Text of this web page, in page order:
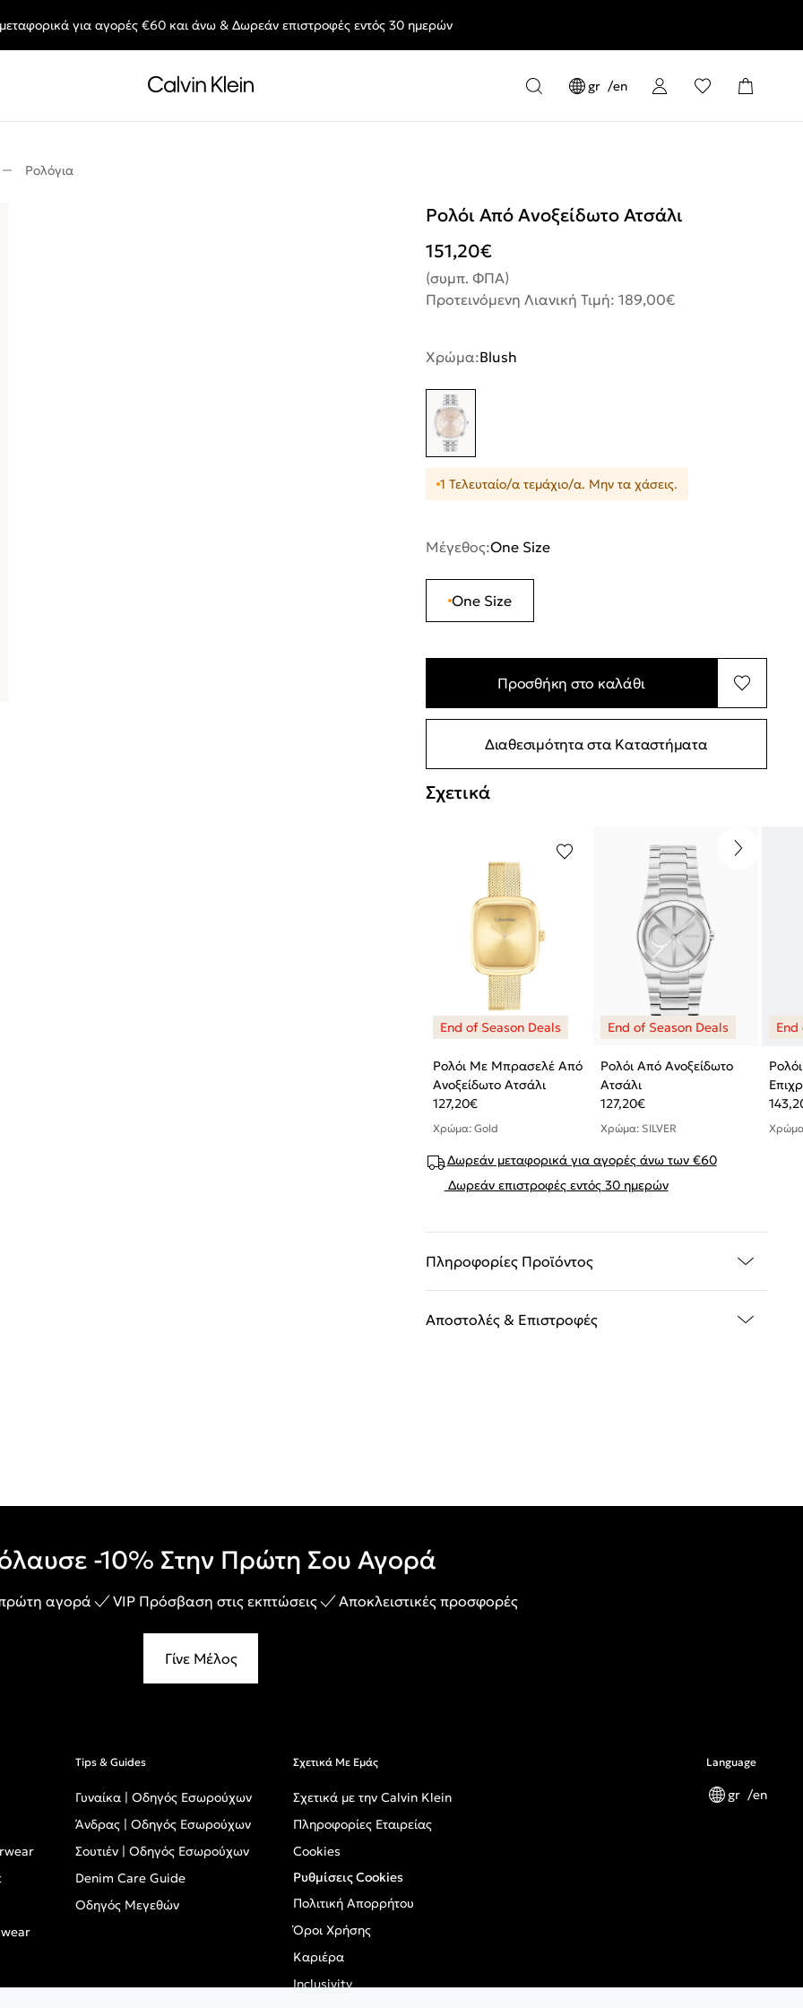
End of Season Deals: Αγαπημένα styles, στις τιμές που θες.
για αγορές €60 και άνω & Δωρεάν επιστροφές εντός 30 ημερών
gr en
Ρολόγια
Ρολόι Από Ανοξείδωτο Ατσάλι
151,20€
(συμπ. ΦΠΑ)
Προτεινόμενη Λιανική Τιμή: 189,00€
Χρώμα:Blush
1 Τελευταίο/α τεμάχιο/α. Μην τα χάσεις.
Μέγεθος:One Size
One Size
Προσθήκη στο καλάθι
Διαθεσιμότητα στα Καταστήματα
Σχετικά
Ρολόι Με Μπρασελέ Από
Ανοξείδωτο Ατσάλι
127,20€
Χρώμα: Gold
Ρολόι Από Ανοξείδωτο
Ατσάλι
127,20€
Χρώμα: SILVER
Δωρεάν μεταφορικά για αγορές άνω των €60
Δωρεάν επιστροφές εντός 30 ημερών
Πληροφορίες Προϊόντος
Αποστολές & Επιστροφές
-10% Στην Πρώτη Σου Αγορά
αγορά VIP Πρόσβαση στις εκπτώσεις Αποκλειστικές προσφορές
Γίνε Μέλος
Tips & Guides
Γυναίκα | Οδηγός Εσωρούχων
Άνδρας | Οδηγός Εσωρούχων
Σουτιέν | Οδηγός Εσωρούχων
Denim Care Guide
Οδηγός Μεγεθών
Σχετικά Με Εμάς
Σχετικά με την Calvin Klein
Πληροφορίες Εταιρείας
Cookies
Ρυθμίσεις Cookies
Πολιτική Απορρήτου
Όροι Χρήσης
Καριέρα
Inclusivity
Language
gr en